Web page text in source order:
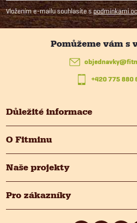
pVložením e-mailu souhlasíte spodmínkami
Důležité informace
O Fitminu
Naše projekty
Pro zákazníky
objednavky@
+420 775 880